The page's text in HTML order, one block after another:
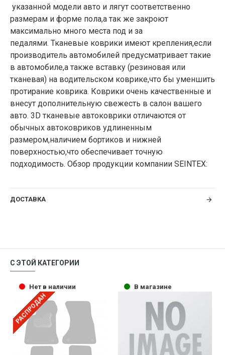
указанной модели авто и лягут соответственно
размерам и форме пола,а так же закроют
максимально много места под и за
педалями. Тканевые коврики имеют крепления,если
производитель автомобилей предусматривает такие
в автомобиле,а также вставку (резиновая или
тканевая) на водительском коврике,что бы уменшить
протирание коврика. Коврики очень качественные и
внесут дополнительную свежесть в салон вашего
авто. 3D тканевые автоковрики отличаются от
обычных автоковриков удлиненным
размером,наличием бортиков и нижней
поверхностью,что обеспечивает точную
подходимость. Обзор продукции компании SEINTEX:
ДОСТАВКА
С ЭТОЙ КАТЕГОРИИ
Нет в наличии
РАСПРОДАН
В магазине